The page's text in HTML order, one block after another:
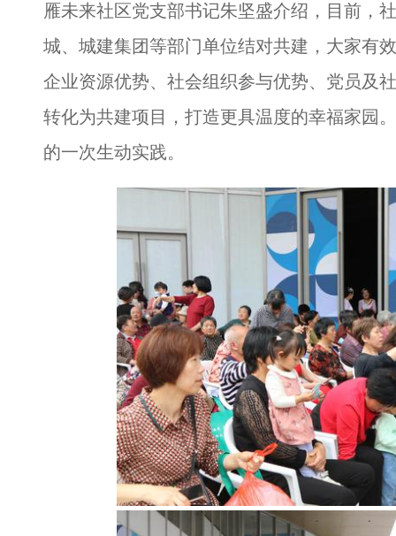
雁未来社区党支部书记朱坚盛介绍，目前，
城、城建集团等部门单位结对共建，大家有
企业资源优势、社会组织参与优势、党员及
转化为共建项目，打造更具温度的幸福家园
的一次生动实践。